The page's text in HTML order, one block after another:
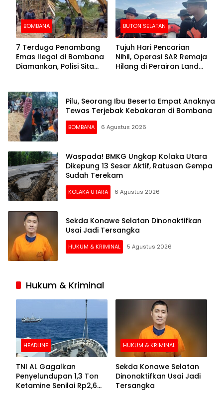
BOMBANA
7 Terduga Penambang
Emas Ilegal di Bombana
Diamankan, Polisi Sita
BUTON SELATAN
Tujuh Hari Pencarian
Nihil, Operasi SAR Remaja
Hilang di Perairan Lande
Pilu, Seorang Ibu Beserta Empat Anaknya
Tewas Terjebak Kebakaran di Bombana
BOMBANA 6 Agustus 2026
Waspada! BMKG Ungkap Kolaka Utara
Dikepung 13 Sesar Aktif, Ratusan Gempa
Sudah Terekam
KOLAKA UTARA 6 Agustus 2026
Sekda Konawe Selatan Dinonaktifkan
Usai Jadi Tersangka
HUKUM & KRIMINAL 5 Agustus 2026
Hukum & Kriminal
HEADLINE
TNI AL Gagalkan
Penyelundupan 1,3 Ton
Ketamine Senilai Rp2,6
HUKUM & KRIMINAL
Sekda Konawe Selatan
Dinonaktifkan Usai Jadi
Tersangka